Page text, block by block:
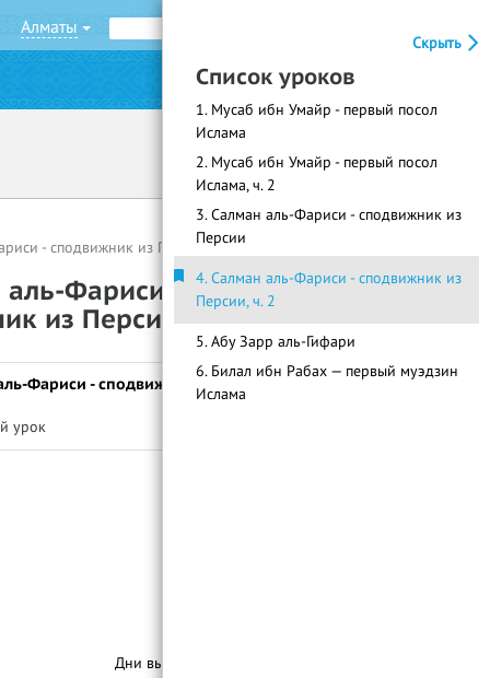
Алматы
Войти | Регистрация
- сподвижник из Персии, ч. 2
аль-Фариси -
из Персии, ч. 2
Фариси - сподвижник
урок
Дни выхода уроков:
Скрыть
Список уроков
1. Мусаб ибн Умайр - первый посол
Ислама
2. Мусаб ибн Умайр - первый посол
Ислама, ч. 2
3. Салман аль-Фариси - сподвижник из
Персии
4. Салман аль-Фариси - сподвижник из
Персии, ч. 2
5. Абу Зарр аль-Гифари
6. Билал ибн Рабах — первый муэдзин
Ислама